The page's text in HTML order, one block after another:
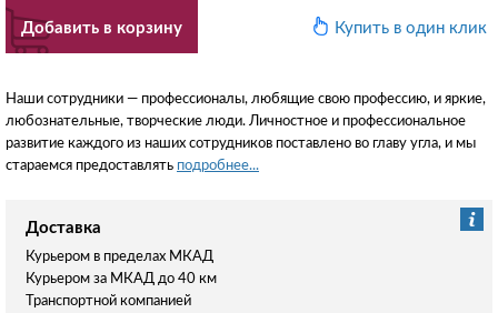
Добавить в корзину Купить в один клик
Наши сотрудники — профессионалы, любящие свою профессию, и яркие,
любознательные, творческие люди. Личностное и профессиональное
развитие каждого из наших сотрудников поставлено во главу угла, и мы
стараемся предоставлять подробнее...
Доставка
Курьером в пределах МКАД
Курьером за МКАД до 40 км
Транспортной компанией